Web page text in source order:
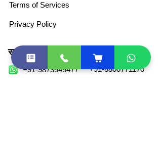
Terms of Services
Privacy Policy
साथी कार्यक्रम
+91-9873545477 +91-8800771170